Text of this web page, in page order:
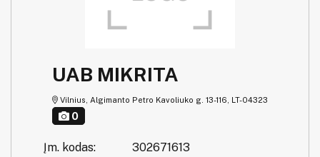
UAB MIKRITA
Vilnius, Algimanto Petro Kavoliuko g. 13-116, LT-04323
0
Įm. kodas:
302671613